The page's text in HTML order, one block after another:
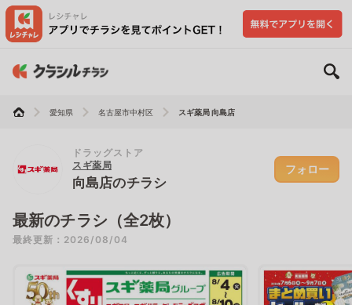
愛知県 名古屋市中村区 スギ薬局 向島店
ドラッグストア
スギ薬局
向島店のチラシ
フォロー
最新のチラシ（全2枚）
最終更新：2026/08/04